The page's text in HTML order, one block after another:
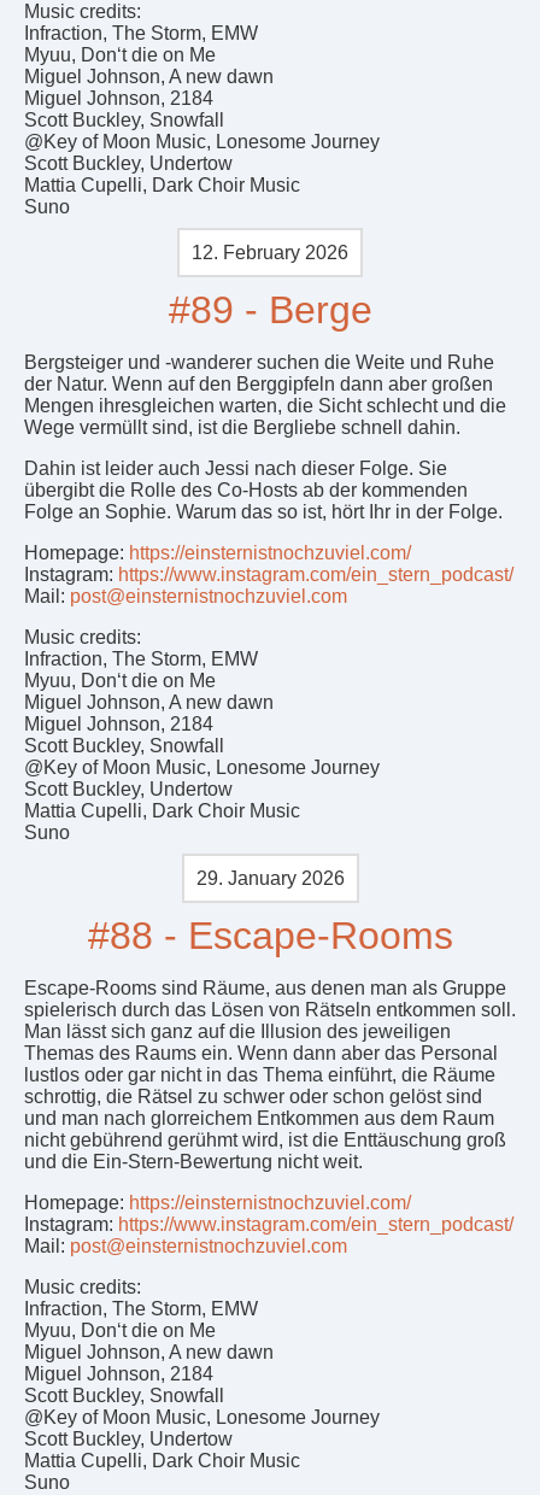
Music credits:
Infraction, The Storm, EMW
Myuu, Don‘t die on Me
Miguel Johnson, A new dawn
Miguel Johnson, 2184
Scott Buckley, Snowfall
@Key of Moon Music, Lonesome Journey
Scott Buckley, Undertow
Mattia Cupelli, Dark Choir Music
Suno
12. February 2026
#89 - Berge
Bergsteiger und -wanderer suchen die Weite und Ruhe
der Natur. Wenn auf den Berggipfeln dann aber großen
Mengen ihresgleichen warten, die Sicht schlecht und die
Wege vermüllt sind, ist die Bergliebe schnell dahin.
Dahin ist leider auch Jessi nach dieser Folge. Sie
übergibt die Rolle des Co-Hosts ab der kommenden
Folge an Sophie. Warum das so ist, hört Ihr in der Folge.
Homepage: https://einsternistnochzuviel.com/
Instagram: https://www.instagram.com/ein_stern_podcast/
Mail: post@einsternistnochzuviel.com
Music credits:
Infraction, The Storm, EMW
Myuu, Don‘t die on Me
Miguel Johnson, A new dawn
Miguel Johnson, 2184
Scott Buckley, Snowfall
@Key of Moon Music, Lonesome Journey
Scott Buckley, Undertow
Mattia Cupelli, Dark Choir Music
Suno
29. January 2026
#88 - Escape-Rooms
Escape-Rooms sind Räume, aus denen man als Gruppe
spielerisch durch das Lösen von Rätseln entkommen soll.
Man lässt sich ganz auf die Illusion des jeweiligen
Themas des Raums ein. Wenn dann aber das Personal
lustlos oder gar nicht in das Thema einführt, die Räume
schrottig, die Rätsel zu schwer oder schon gelöst sind
und man nach glorreichem Entkommen aus dem Raum
nicht gebührend gerühmt wird, ist die Enttäuschung groß
und die Ein-Stern-Bewertung nicht weit.
Homepage: https://einsternistnochzuviel.com/
Instagram: https://www.instagram.com/ein_stern_podcast/
Mail: post@einsternistnochzuviel.com
Music credits:
Infraction, The Storm, EMW
Myuu, Don‘t die on Me
Miguel Johnson, A new dawn
Miguel Johnson, 2184
Scott Buckley, Snowfall
@Key of Moon Music, Lonesome Journey
Scott Buckley, Undertow
Mattia Cupelli, Dark Choir Music
Suno